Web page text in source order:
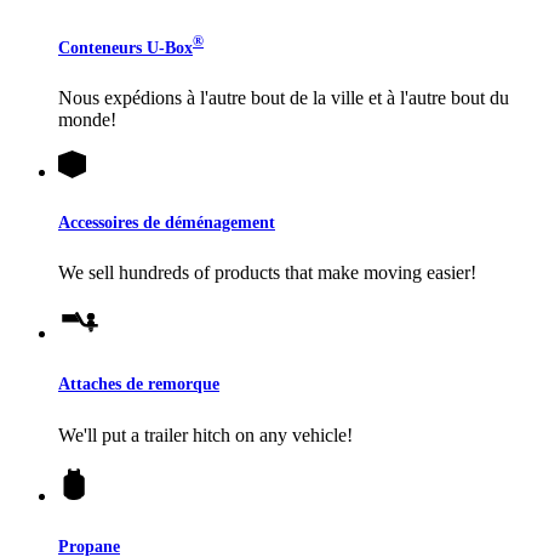
Conteneurs U-Box®
Nous expédions à l'autre bout de la ville et à l'autre bout du
monde!
Accessoires de déménagement
We sell hundreds of products that make moving easier!
Attaches de remorque
We'll put a trailer hitch on any vehicle!
Propane